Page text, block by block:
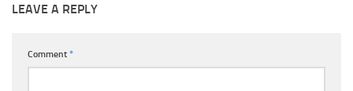
LEAVE A REPLY
Comment *